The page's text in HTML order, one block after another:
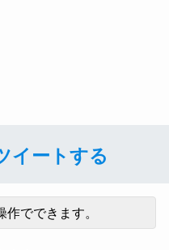
イートする
でできます。